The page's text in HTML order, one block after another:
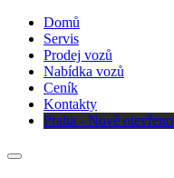
Domů
Servis
Prodej vozů
Nabídka vozů
Ceník
Kontakty
Praha - Nově otevřeno